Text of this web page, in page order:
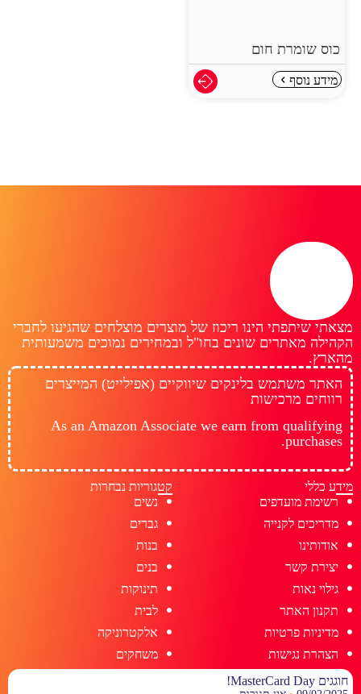
כוס שומרת חום
מידע נוסף
מצאתי שיתפתי הינו ריכוז של מוצרים מוצלחים שהגיעו לחברי
הקהילה מאתרים שונים בחו"ל ובמחירים נמוכים משמעותית
מהארץ.
האתר משתמש בלינקים שיווקיים (אפילייט) המייצרים
רווחים מרכישות
As an Amazon Associate we earn from qualifying
purchases.
מידע כללי
רשימת מועדפים
מדריכים לקנייה
אודותינו
יצירת קשר
גילוי נאות
תקנון האתר
מדיניות פרטיות
הצהרת נגישות
קטגוריות נבחרות
נשים
גברים
בנות
בנים
תינוקות
לבית
אלקטרוניקה
משחקים
חוגגים MasterCard Day!